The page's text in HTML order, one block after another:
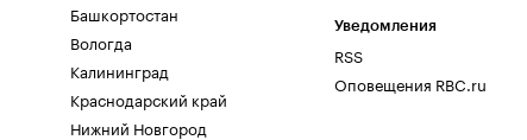
Башкортостан
Вологда
Калининград
Краснодарский край
Нижний Новгород
Уведомления
RSS
Оповещения RBC.ru